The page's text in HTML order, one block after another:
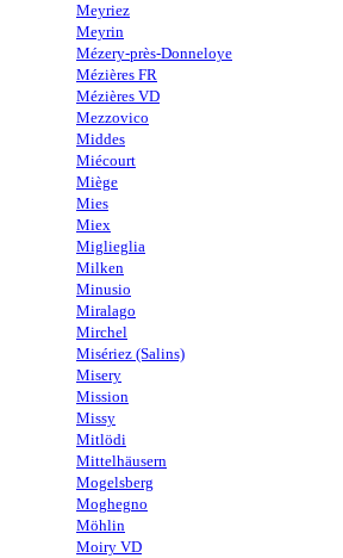
Meyriez
Meyrin
Mézery-près-Donneloye
Mézières FR
Mézières VD
Mezzovico
Middes
Miécourt
Miège
Mies
Miex
Miglieglia
Milken
Minusio
Miralago
Mirchel
Misériez (Salins)
Misery
Mission
Missy
Mitlödi
Mittelhäusern
Mogelsberg
Moghegno
Möhlin
Moiry VD